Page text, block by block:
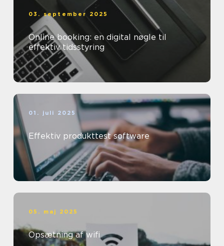
03. september 2025
Online booking: en digital nøgle til
effektiv tidsstyring
01. juli 2025
Effektiv produkttest software
05. maj 2025
Opsætning af wifi